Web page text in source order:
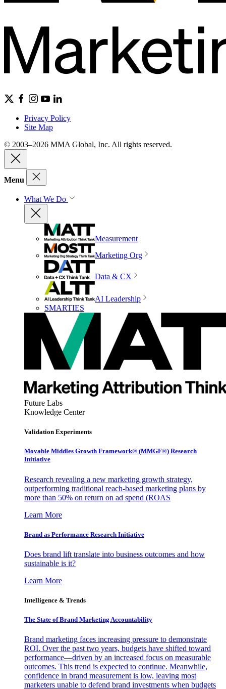
Privacy Policy
Site Map
© 2003–2026 MMA Global, Inc. All rights reserved.
Menu
What We Do
Measurement
Marketing Org
Data & CX
AI Leadership
SMARTIES
Future Labs
Knowledge Center
Validation Experiments
Movable Middles Growth Framework® (MMGF®) Research
Initiative
Research revealing a new marketing growth strategy,
outperforming traditional reach-based marketing plans by
more than 50% on return on ad spend (ROAS
Learn More
Brand as Performance Research Initiative
Does brand lift translate into business outcomes and how
sustainable is it?
Learn More
Intelligence & Trends
The State of Brand Marketing Accountability
Brand marketing faces increasing pressure to demonstrate
ROI. Over the past two years, budgets have shifted toward
performance—driven by an increased focus on measurable
outcomes. This trend is expected to continue. Meanwhile,
confidence in brand measurement is low, leaving most
marketers unable to defend brand investments when budgets